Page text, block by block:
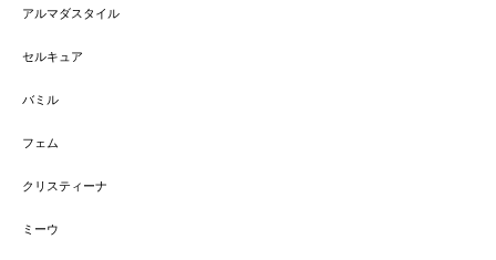
アルマダスタイル
セルキュア
バミル
フェム
クリスティーナ
ミーウ